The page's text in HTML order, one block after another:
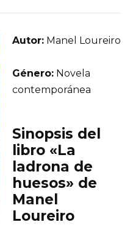
Autor: Manel Loureiro
Género: Novela
contemporánea
Sinopsis del
libro «La
ladrona de
huesos» de
Manel
Loureiro